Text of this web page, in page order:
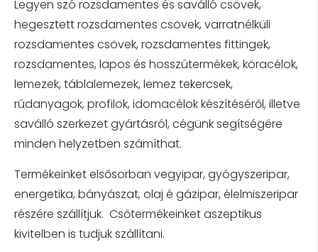
Legyen szó rozsdamentes és saválló csövek,
hegesztett rozsdamentes csövek, varratnélküli
rozsdamentes csövek, rozsdamentes fittingek,
rozsdamentes, lapos és hosszútermékek, köracélok,
lemezek, táblalemezek, lemez tekercsek,
rúdanyagok, profilok, idomacélok készítéséről, illetve
saválló szerkezet gyártásról, cégünk segítségére
minden helyzetben számíthat.
Termékeinket elsősorban vegyipar, gyógyszeripar,
energetika, bányászat, olaj é gázipar, élelmiszeripar
részére szállítjuk. Csőtermékeinket aszeptikus
kivitelben is tudjuk szállítani.